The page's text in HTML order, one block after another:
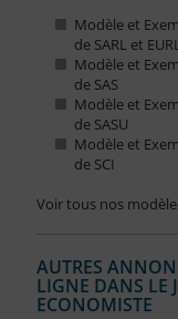
Modèle et
de SARL et
Modèle et
de SAS
Modèle et
de SASU
Modèle et
de SCI
Voir tous nos
AUTRES
LIGNE DANS LE
ECONOMISTE